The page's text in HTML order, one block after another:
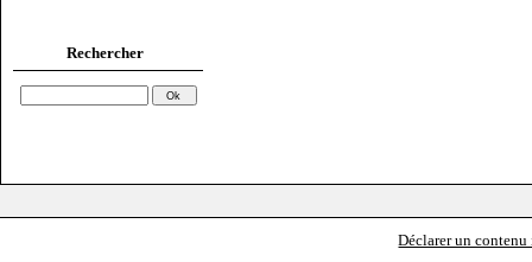
Rechercher
Déclarer un